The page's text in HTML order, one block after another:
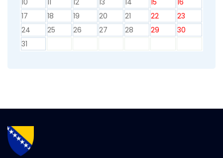
10
11 12 13 14 15
16
17
18 19 20 21 22
23
24
25 26 27 28 29
30
31